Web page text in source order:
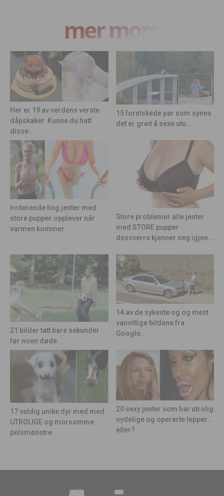
mer moro
Her er 19 av verdens verste
dåpskaker. Kunne du hatt
disse...
15 forelskede par som synes
det er greit å sexe ute...
Irriterende ting jenter med
store pupper opplever når
varmen kommer
Store problemer alle jenter
med STORE pupper
dessverre kjenner seg igjen...
21 bilder tatt bare sekunder
før noen døde
14 av de sykeste og og mest
vanvittige bildene fra
Google...
17 veldig unike dyr med med
UTROLIGE og morsomme
pelsmønstre
20 sexy jenter som har utrolig
nydelige og opererte lepper…
eller?